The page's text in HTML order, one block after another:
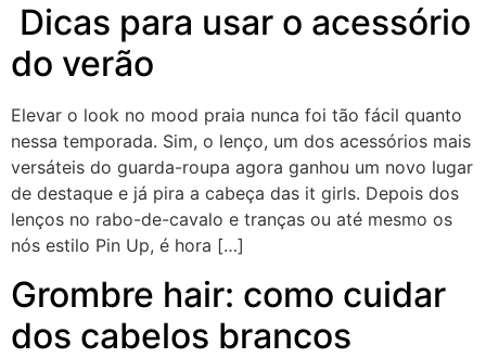
Dicas para usar o acessório
do verão
Elevar o look no mood praia nunca foi tão fácil quanto
nessa temporada. Sim, o lenço, um dos acessórios mais
versáteis do guarda-roupa agora ganhou um novo lugar
de destaque e já pira a cabeça das it girls. Depois dos
lenços no rabo-de-cavalo e tranças ou até mesmo os
nós estilo Pin Up, é hora […]
Grombre hair: como cuidar
dos cabelos brancos